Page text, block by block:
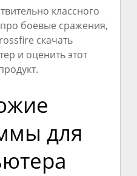
классного
боевые сражения,
скачать
и оценить этот
для